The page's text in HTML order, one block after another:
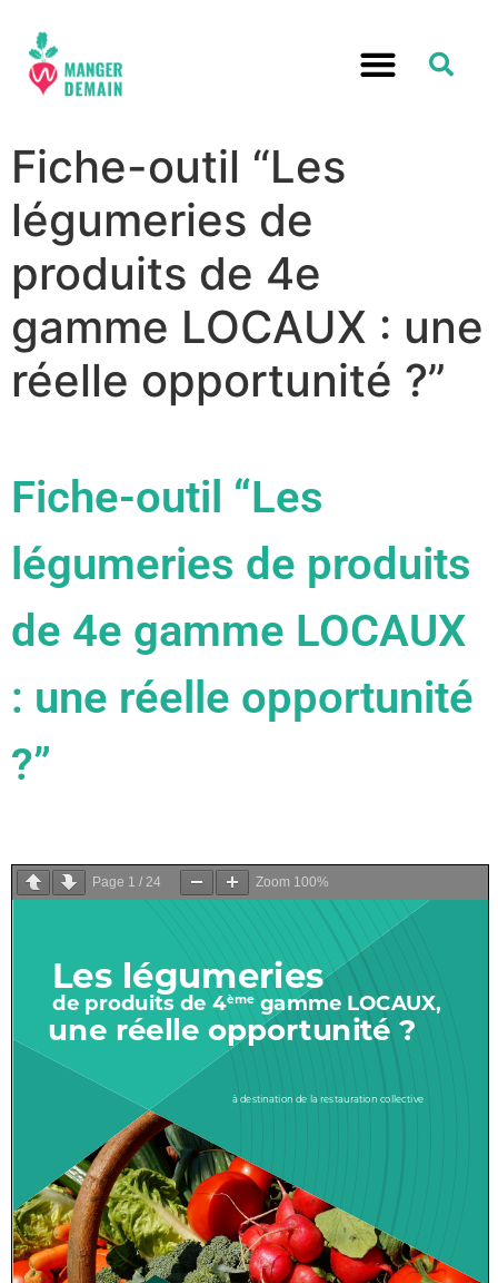
Fiche-outil “Les
légumeries de
produits de 4e
gamme LOCAUX : une
réelle opportunité ?”
Fiche-outil “Les
légumeries de produits
de 4e gamme LOCAUX
: une réelle opportunité
?”
Page 1 / 24 Zoom 100%